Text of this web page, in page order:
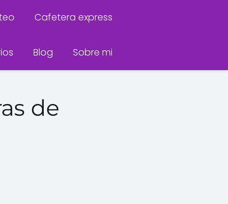
Cafetera express
Blog Sobre mi
de